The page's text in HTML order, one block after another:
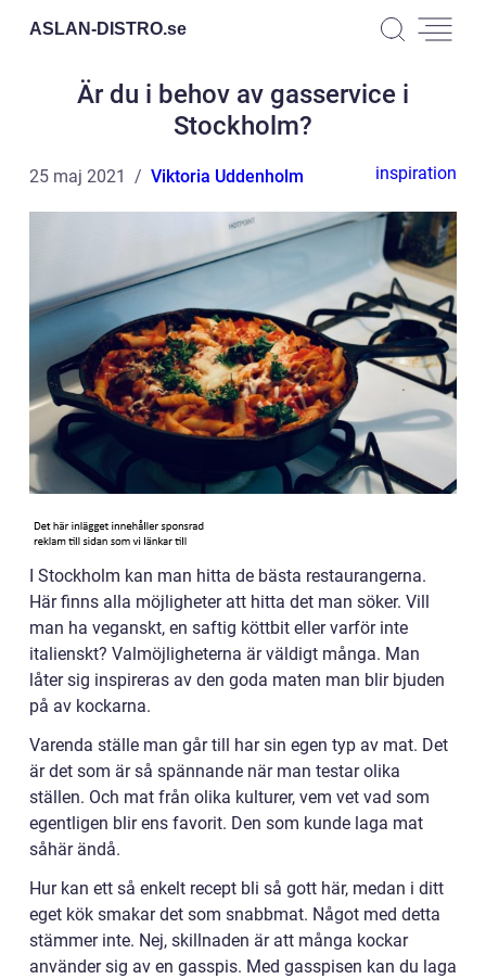
ASLAN-DISTRO.se
Är du i behov av gasservice i
Stockholm?
25 maj 2021 Viktoria Uddenholm inspiration
I Stockholm kan man hitta de bästa restaurangerna.
Här finns alla möjligheter att hitta det man söker. Vill
man ha veganskt, en saftig köttbit eller varför inte
italienskt? Valmöjligheterna är väldigt många. Man
låter sig inspireras av den goda maten man blir bjuden
på av kockarna.
Varenda ställe man går till har sin egen typ av mat. Det
är det som är så spännande när man testar olika
ställen. Och mat från olika kulturer, vem vet vad som
egentligen blir ens favorit. Den som kunde laga mat
såhär ändå.
Hur kan ett så enkelt recept bli så gott här, medan i ditt
eget kök smakar det som snabbmat. Något med detta
stämmer inte. Nej, skillnaden är att många kockar
använder sig av en gasspis. Med gasspisen kan du laga